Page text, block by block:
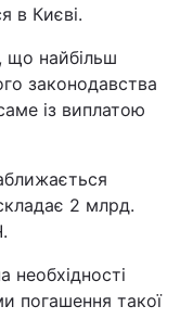
в Києві.
що найбільш
законодавства
із виплатою
2 млрд.
необхідності
погашення такої